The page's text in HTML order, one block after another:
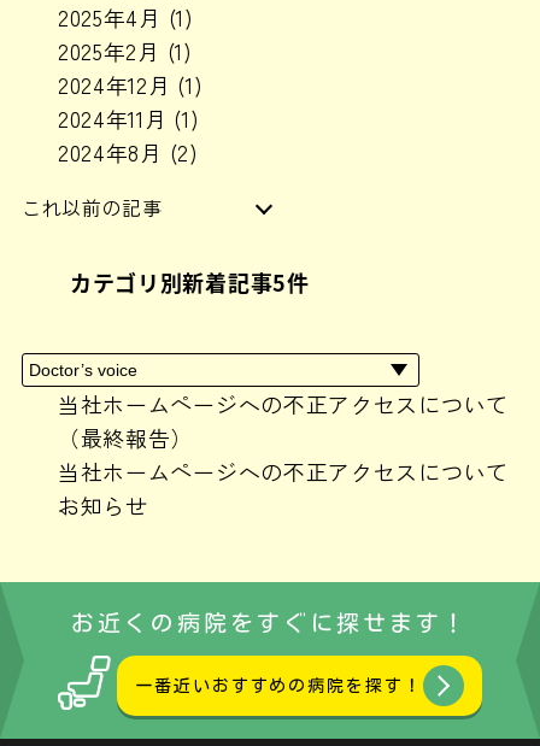
2025年4月 (1)
2025年2月 (1)
2024年12月 (1)
2024年11月 (1)
2024年8月 (2)
これ以前の記事
2024年4月(1)
2024年2月(3)
2024年1月 (2)
2023年10月(1)
2023年9月 (1)
2023年8月
2023年3月(1)
2023年2月
2023年1月(2)
2022年12月(4)
カテゴリ別新着記事5件
当社ホームページへの不正アクセスについて
（最終報告）
当社ホームページへの不正アクセスについて
お知らせ
お近くの病院をすぐに探せます！
一番近いおすすめの病院を探す！